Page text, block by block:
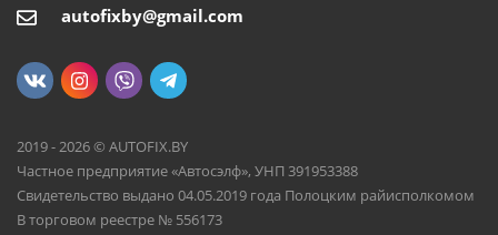
autofixby@gmail.com
2019 - 2026 © AUTOFIX.BY
Частное предприятие «Автосэлф», УНП 391953388
Свидетельство выдано 04.05.2019 года Полоцким райисполкомом
В торговом реестре № 556173